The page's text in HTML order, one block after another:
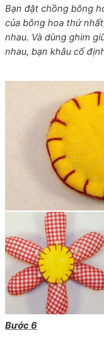
Bạn đặt chồng bông
của bông hoa thứ
nhau. Và dùng ghim
nhau, bạn khâu cố
Bước 6